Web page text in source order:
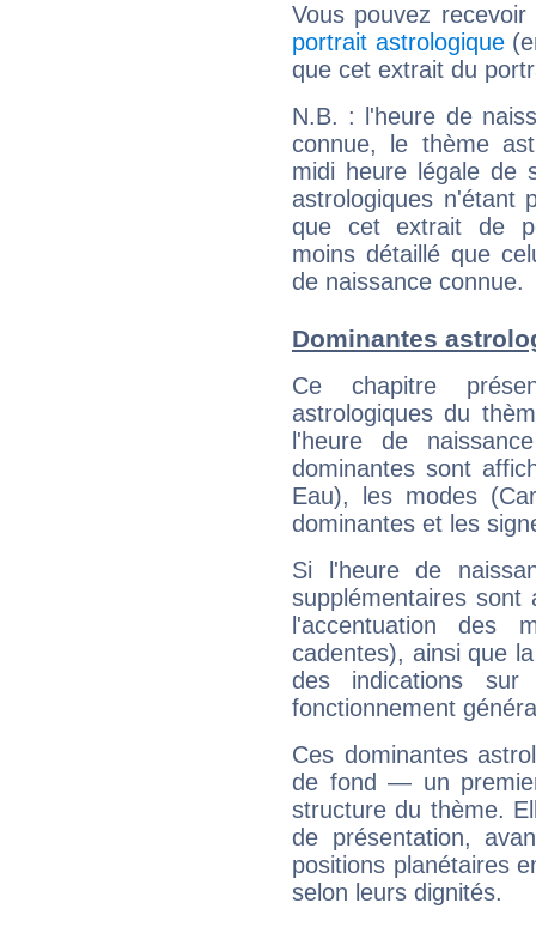
Vous pouvez
portrait astrologique
que cet extrait du
N.B. : l'heure de
connue, le thème
midi heure légale de
astrologiques n'étant
que cet extrait de
moins détaillé que
de naissance connue.
Dominantes
Ce chapitre
astrologiques du
l'heure de
dominantes sont
Eau), les modes
dominantes et les
Si l'heure de
supplémentaires sont
l'accentuation des
cadentes), ainsi que
des indications sur
fonctionnement
Ces dominantes
de fond — un
structure du thème.
de présentation,
positions planétaires
selon leurs dignités.